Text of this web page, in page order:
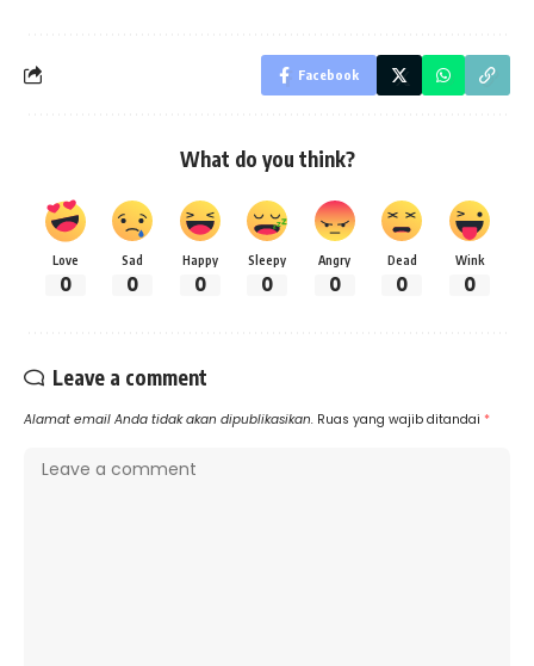
Facebook
What do you think?
Love
0
Sad
0
Happy
0
Sleepy
0
Angry
0
Dead
0
Wink
0
Leave a comment
Alamat email Anda tidak akan dipublikasikan. Ruas yang wajib ditandai *